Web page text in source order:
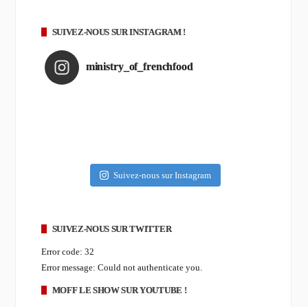
SUIVEZ-NOUS SUR INSTAGRAM !
ministry_of_frenchfood
Suivez-nous sur Instagram
SUIVEZ-NOUS SUR TWITTER
Error code: 32
Error message: Could not authenticate you.
MOFF LE SHOW SUR YOUTUBE !